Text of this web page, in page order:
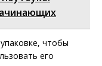
чтобы
его